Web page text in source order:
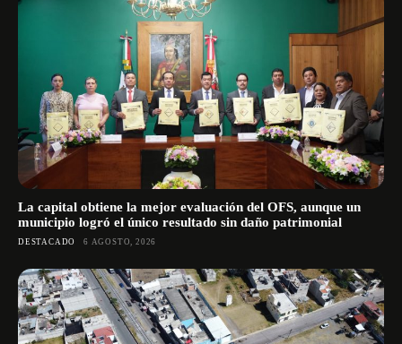
La capital obtiene la mejor evaluación del OFS, aunque un
municipio logró el único resultado sin daño patrimonial
DESTACADO 6 AGOSTO, 2026